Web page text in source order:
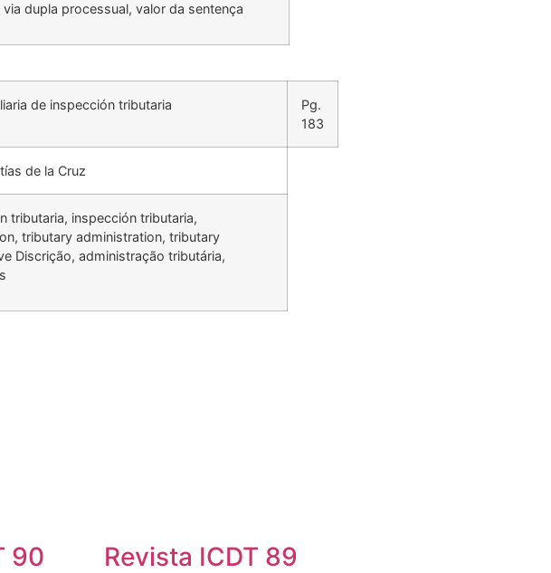
dupla processual, valor da sentença
de inspección tributaria
Pg.
183
de la Cruz
tributaria, inspección tributaria,
tributary administration, tributary
Discrição, administração tributária,
90 Revista ICDT 89